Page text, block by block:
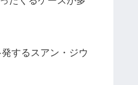
するスアン・ジウ